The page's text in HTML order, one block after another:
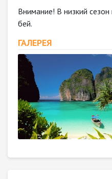
Внимание! В низкий
бей.
ГАЛЕРЕЯ